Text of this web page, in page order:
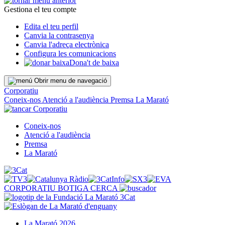
Gestiona el teu compte
Edita el teu perfil
Canvia la contrasenya
Canvia l'adreça electrònica
Configura les comunicacions
Dona't de baixa
Obrir menu de navegació
Corporatiu
Coneix-nos Atenció a l'audiència Premsa La Marató
Corporatiu
Coneix-nos
Atenció a l'audiència
Premsa
La Marató
CORPORATIU BOTIGA CERCA
La Marató 2026